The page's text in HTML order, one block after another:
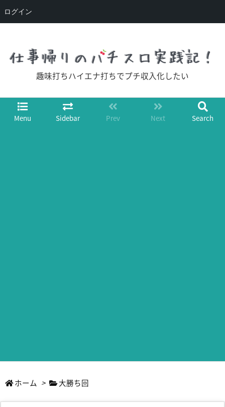
趣味打ちハイエナ打ちでプチ収入化したい
Menu Sidebar Prev Next Search
ホーム > 大勝ち回
ログイン